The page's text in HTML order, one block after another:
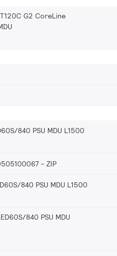
G2 CoreLine
840 PSU MDU L1500
ZIP
840 PSU MDU L1500
840 PSU MDU